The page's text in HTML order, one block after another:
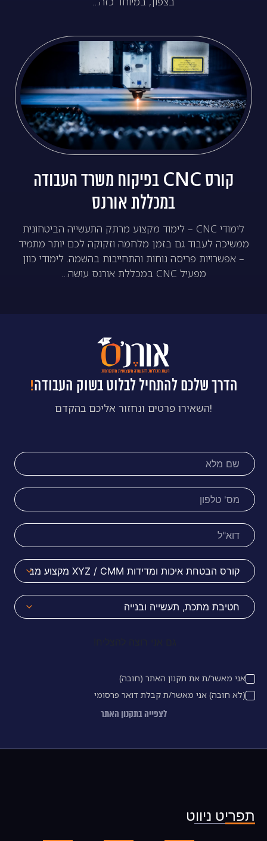
קורס CNC בפיקוח משרד העבודה
במכללת אורנס
לימודי CNC – לימוד מקצוע מרתק התעשייה הביטחונית
ממשיכה לעבוד גם בזמן מלחמה וזקוקה לכם יותר מתמיד
– אפשרויות פריסה נוחות והתחייבות בהשמה. לימודי כוון
מפעיל CNC במכללת אורנס עושה…
הדרך שלכם להתחיל לבלוט בשוק העבודה!
!השאירו פרטים ונחזור אליכם בהקדם
אני מאשר/ת את תקנון האתר (חובה)
(לא חובה) אני מאשר/ת קבלת דואר פרסומי
לצפייה בתקנון האתר
תפריט ניווט